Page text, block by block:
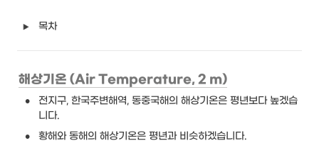
목차
해상기온 (Air Temperature, 2 m)
•
전지구, 한국주변해역, 동중국해의 해상기온은 평년보다 높겠습
니다.
• 황해와 동해의 해상기온은 평년과 비슷하겠습니다.